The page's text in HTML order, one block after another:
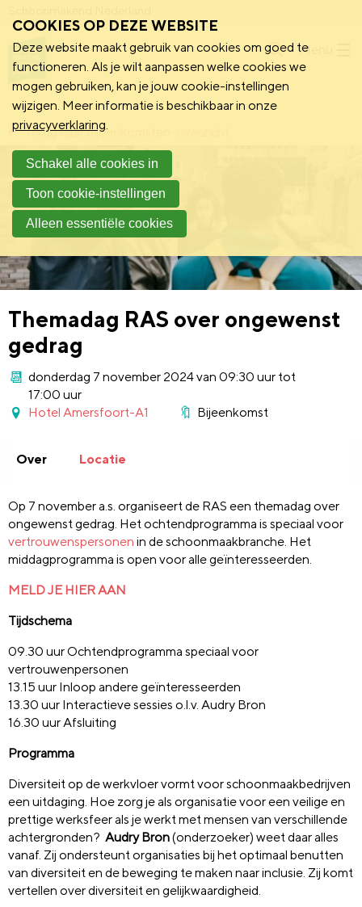
Menu
Terug naar bijeenkomsten-overzicht
Themadag RAS over ongewenst
gedrag
donderdag 7 november 2024 van 09:30 uur tot
17:00 uur
Hotel Amersfoort-A1
Bijeenkomst
Over Locatie
Op 7 november a.s. organiseert de RAS een themadag over
ongewenst gedrag. Het ochtendprogramma is speciaal voor
vertrouwenspersonen in de schoonmaakbranche. Het
middagprogramma is open voor alle geïnteresseerden.
MELD JE HIER AAN
Tijdschema
09.30 uur Ochtendprogramma speciaal voor
vertrouwenpersonen
13.15 uur Inloop andere geïnteresseerden
13.30 uur Interactieve sessies o.l.v. Audry Bron
16.30 uur Afsluiting
Programma
Diversiteit op de werkvloer vormt voor schoonmaakbedrijven
een uitdaging. Hoe zorg je als organisatie voor een veilige en
prettige werksfeer als je werkt met mensen van verschillende
achtergronden? Audry Bron(onderzoeker) weet daar alles
vanaf. Zij ondersteunt organisaties bij het optimaal benutten
van diversiteit en de beweging te maken naar inclusie. Zij komt
vertellen over diversiteit en gelijkwaardigheid.
COOKIES OP DEZE WEBSITE
Deze website maakt gebruik van cookies om goed te
functioneren. Als je wilt aanpassen welke cookies we
mogen gebruiken, kan je jouw cookie-instellingen
wijzigen. Meer informatie is beschikbaar in onze
privacyverklaring.
Schakel alle cookies in
Toon cookie-instellingen
Alleen essentiële cookies